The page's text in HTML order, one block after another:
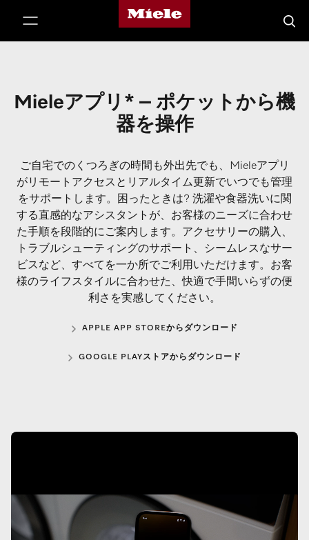
Mieleのホームページ
検索
Mieleアプリ* – ポケットから機
器を操作
ご自宅でのくつろぎの時間も外出先でも、Mieleアプリ
がリモートアクセスとリアルタイム更新でいつでも管理
をサポートします。困ったときは? 洗濯や食器洗いに関
する直感的なアシスタントが、お客様のニーズに合わせ
た手順を段階的にご案内します。アクセサリーの購入、
トラブルシューティングのサポート、シームレスなサー
ビスなど、すべてを一か所でご利用いただけます。お客
様のライフスタイルに合わせた、快適で手間いらずの便
利さを実感してください。
APPLE APP STOREからダウンロード
GOOGLE PLAYストアからダウンロード